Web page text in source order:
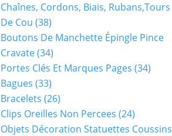
Chaînes, Cordons, Biais, Rubans,tours
De Cou (38)
Boutons De Manchette Épingle Pince
Cravate(34)
Portes Clés Et Marques Pages (34)
Bagues (33)
Bracelets (26)
Clips Oreilles Non Percees (24)
Objets Décoration Statuettes Coussins